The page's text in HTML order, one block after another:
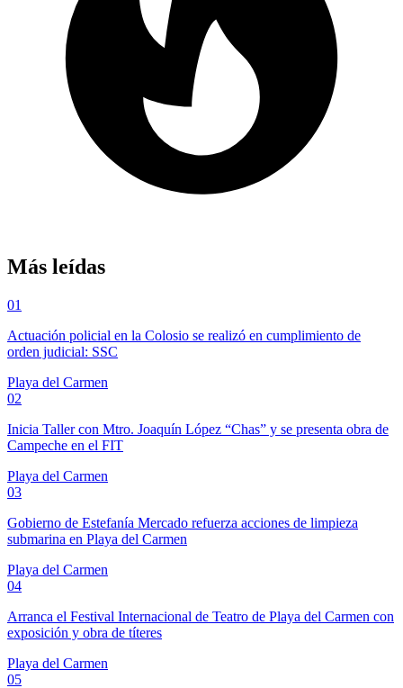
Más leídas
01
Actuación policial en la Colosio se realizó en cumplimiento de
orden judicial: SSC
Playa del Carmen
02
Inicia Taller con Mtro. Joaquín López “Chas” y se presenta obra de
Campeche en el FIT
Playa del Carmen
03
Gobierno de Estefanía Mercado refuerza acciones de limpieza
submarina en Playa del Carmen
Playa del Carmen
04
Arranca el Festival Internacional de Teatro de Playa del Carmen con
exposición y obra de títeres
Playa del Carmen
05